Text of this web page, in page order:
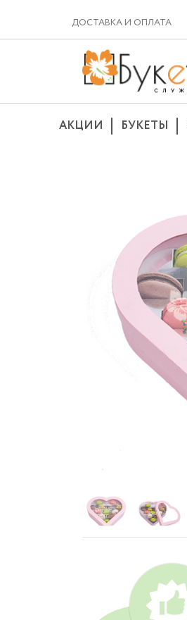
ДОСТАВКА И ОПЛАТА
АКЦИИ БУКЕТЫ